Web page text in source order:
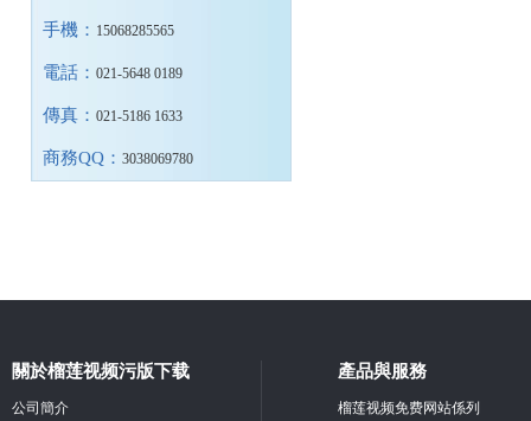
手機： 15068285565
電話： 021-5648 0189
傳真： 021-5186 1633
商務QQ： 3038069780
關於榴莲视频污版下载
公司簡介
產品與服務
榴莲视频免费网站係列